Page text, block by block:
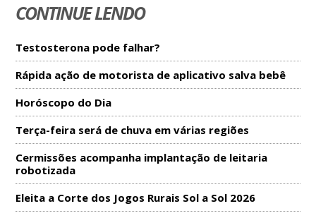
CONTINUE LENDO
Testosterona pode falhar?
Rápida ação de motorista de aplicativo salva bebê
Horóscopo do Dia
Terça-feira será de chuva em várias regiões
Cermissões acompanha implantação de leitaria
robotizada
Eleita a Corte dos Jogos Rurais Sol a Sol 2026